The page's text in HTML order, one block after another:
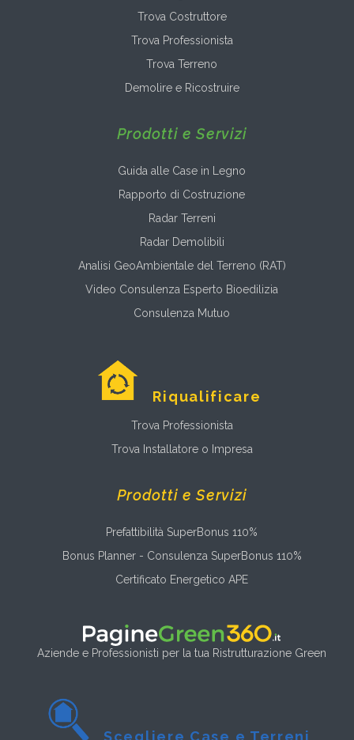
Trova Costruttore
Trova Professionista
Trova Terreno
Demolire e Ricostruire
Prodotti e Servizi
Guida alle Case in Legno
Rapporto di Costruzione
Radar Terreni
Radar Demolibili
Analisi GeoAmbientale del Terreno (RAT)
Video Consulenza Esperto Bioedilizia
Consulenza Mutuo
Riqualificare
Trova Professionista
Trova Installatore o Impresa
Prodotti e Servizi
Prefattibilità SuperBonus 110%
Bonus Planner - Consulenza SuperBonus 110%
Certificato Energetico APE
Aziende e Professionisti per la tua Ristrutturazione Green
Scegliere Case e Terreni